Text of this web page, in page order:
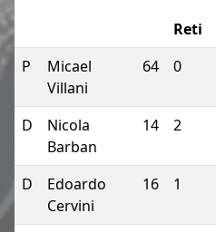
Reti
P
Micael
Villani
64 0
D
Nicola
Barban
14 2
D
Edoardo
Cervini
16 1